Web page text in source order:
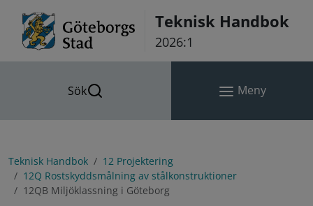
Teknisk Handbok
2026:1
Sök Meny
Teknisk Handbok
12 Projektering
12Q Rostskyddsmålning av stålkonstruktioner
12QB Miljöklassning i Göteborg